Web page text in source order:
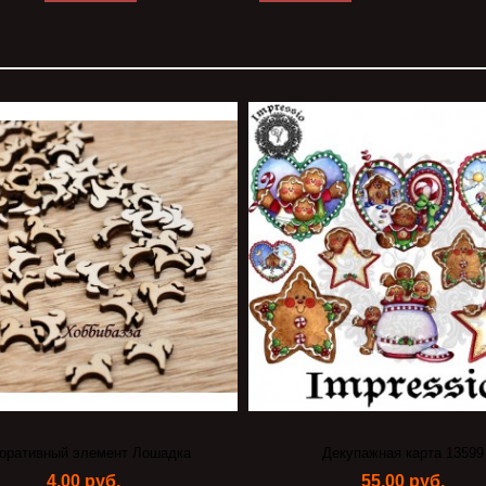
элемент Лошадка
4,00 руб.
Декупажная карта 13599
55,00 руб.